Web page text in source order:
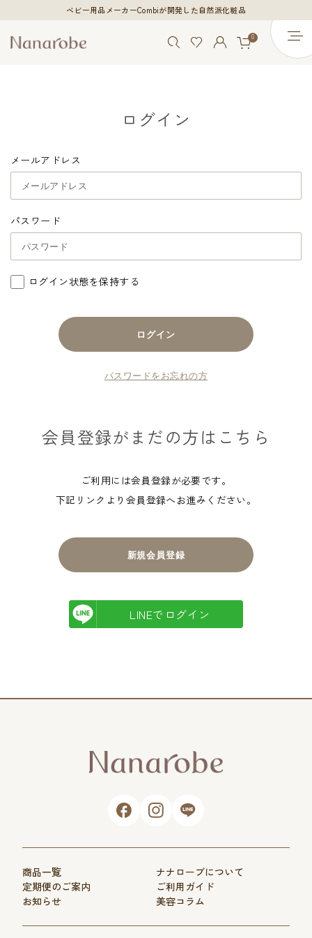
ベビー用品メーカーCombiが開発した自然派化粧品
0
ログイン
メールアドレス
パスワード
ログイン状態を保持する
パスワードをお忘れの方
会員登録がまだの方はこちら
ご利用には会員登録が必要です。
下記リンクより会員登録へお進みください。
新規会員登録
LINEでログイン
商品一覧
ナナローブについて
定期便のご案内
ご利用ガイド
お知らせ
美容コラム